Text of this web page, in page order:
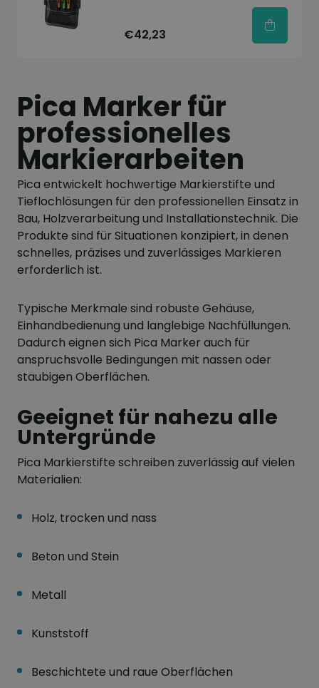
€42,23
Pica Marker für
professionelles
Markierarbeiten
Pica entwickelt hochwertige Markierstifte und
Tieflochlösungen für den professionellen Einsatz in
Bau, Holzverarbeitung und Installationstechnik. Die
Produkte sind für Situationen konzipiert, in denen
schnelles, präzises und zuverlässiges Markieren
erforderlich ist.
Typische Merkmale sind robuste Gehäuse,
Einhandbedienung und langlebige Nachfüllungen.
Dadurch eignen sich Pica Marker auch für
anspruchsvolle Bedingungen mit nassen oder
staubigen Oberflächen.
Geeignet für nahezu alle
Untergründe
Pica Markierstifte schreiben zuverlässig auf vielen
Materialien:
Holz, trocken und nass
Beton und Stein
Metall
Kunststoff
Beschichtete und raue Oberflächen